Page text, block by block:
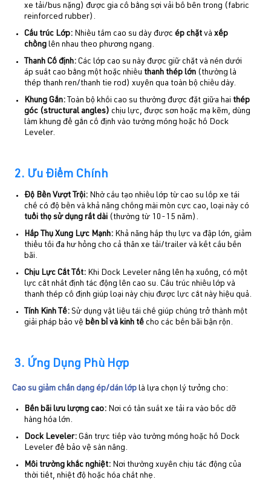
xe tải/bus nặng) được gia cố bằng sợi vải bố bên trong (fabric
reinforced rubber).
Cấu trúc Lớp: Nhiều tấm cao su dày được ép chặt và xếp
chồng lên nhau theo phương ngang.
Thanh Cố định: Các lớp cao su này được giữ chặt và nén dưới
áp suất cao bằng một hoặc nhiều thanh thép lớn (thường là
thép thanh ren/thanh tie rod) xuyên qua toàn bộ chiều dày.
Khung Gắn: Toàn bộ khối cao su thường được đặt giữa hai thép
góc (structural angles) chịu lực, được sơn hoặc mạ kẽm, dùng
làm khung để gắn cố định vào tường móng hoặc hố Dock
Leveler.
2. Ưu Điểm Chính
Độ Bền Vượt Trội: Nhờ cấu tạo nhiều lớp từ cao su lốp xe tái
chế có độ bền và khả năng chống mài mòn cực cao, loại này có
tuổi thọ sử dụng rất dài (thường từ 10-15 năm).
Hấp Thụ Xung Lực Mạnh: Khả năng hấp thụ lực va đập lớn, giảm
thiểu tối đa hư hỏng cho cả thân xe tải/trailer và kết cấu bến
bãi.
Chịu Lực Cắt Tốt: Khi Dock Leveler nâng lên hạ xuống, có một
lực cắt nhất định tác động lên cao su. Cấu trúc nhiều lớp và
thanh thép cố định giúp loại này chịu được lực cắt này hiệu quả.
Tính Kinh Tế: Sử dụng vật liệu tái chế giúp chúng trở thành một
giải pháp bảo vệ bền bỉ và kinh tế cho các bến bãi bận rộn.
3. Ứng Dụng Phù Hợp
Cao su giảm chấn dạng ép/dán lớp là lựa chọn lý tưởng cho:
Bến bãi lưu lượng cao: Nơi có tần suất xe tải ra vào bốc dỡ
hàng hóa lớn.
Dock Leveler: Gắn trực tiếp vào tường móng hoặc hố Dock
Leveler để bảo vệ sàn nâng.
Môi trường khắc nghiệt: Nơi thường xuyên chịu tác động của
thời tiết, nhiệt độ hoặc hóa chất nhẹ.